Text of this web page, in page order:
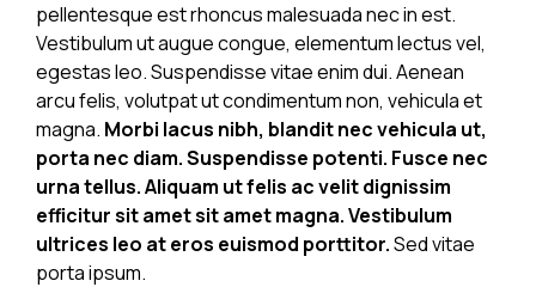
pellentesque est rhoncus malesuada nec in est.
Vestibulum ut augue congue, elementum lectus vel,
egestas leo. Suspendisse vitae enim dui. Aenean
arcu felis, volutpat ut condimentum non, vehicula et
magna. Morbi lacus nibh, blandit nec vehicula ut,
porta nec diam. Suspendisse potenti. Fusce nec
urna tellus. Aliquam ut felis ac velit dignissim
efficitur sit amet sit amet magna. Vestibulum
ultrices leo at eros euismod porttitor.Sed vitae
porta ipsum.